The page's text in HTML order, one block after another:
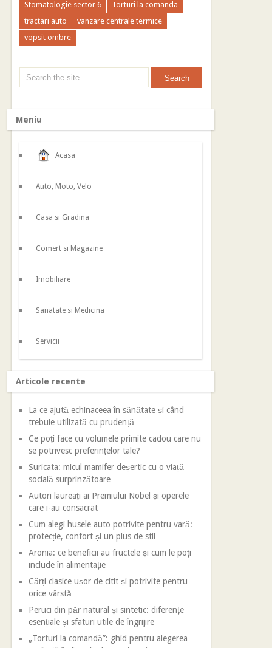
Stomatologie sector 6
Torturi la comanda
tractari auto
vanzare centrale termice
vopsit ombre
Meniu
Acasa
Auto, Moto, Velo
Casa si Gradina
Comert si Magazine
Imobiliare
Sanatate si Medicina
Servicii
Articole recente
La ce ajută echinaceea în sănătate și când
trebuie utilizată cu prudență
Ce poți face cu volumele primite cadou care nu
se potrivesc preferințelor tale?
Suricata: micul mamifer deșertic cu o viață
socială surprinzătoare
Autori laureați ai Premiului Nobel și operele
care i-au consacrat
Cum alegi husele auto potrivite pentru vară:
protecție, confort și un plus de stil
Aronia: ce beneficii au fructele și cum le poți
include în alimentație
Cărți clasice ușor de citit și potrivite pentru
orice vârstă
Peruci din păr natural și sintetic: diferențe
esențiale și sfaturi utile de îngrijire
„Torturi la comandă”: ghid pentru alegerea